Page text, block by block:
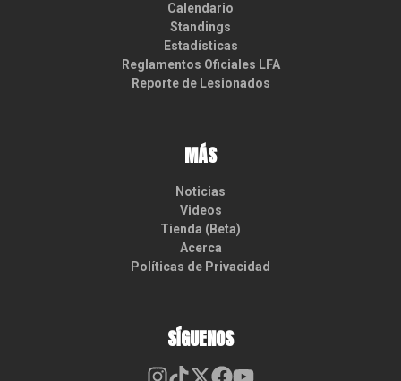
Calendario
Standings
Estadísticas
Reglamentos Oficiales LFA
Reporte de Lesionados
MÁS
Noticias
Videos
Tienda (Beta)
Acerca
Políticas de Privacidad
SÍGUENOS